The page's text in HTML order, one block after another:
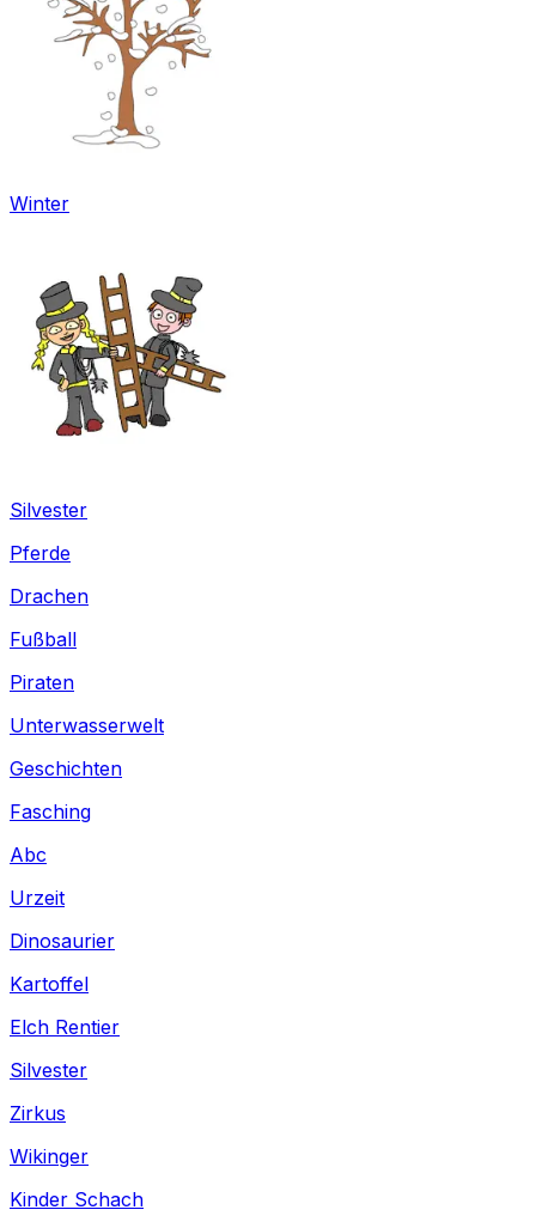
Winter
Silvester
Pferde
Drachen
Fußball
Piraten
Unterwasserwelt
Geschichten
Fasching
Abc
Urzeit
Dinosaurier
Kartoffel
Elch Rentier
Silvester
Zirkus
Wikinger
Kinder Schach